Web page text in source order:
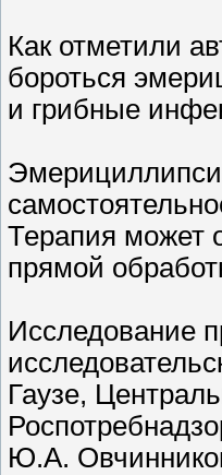
Как отметили
бороться
и грибные
Терапия может
прямой
Исследование
Гаузе,
Ю.А.